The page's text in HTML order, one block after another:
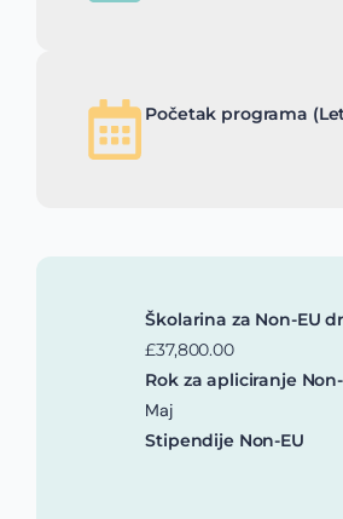
Početak programa
Školarina za Non-EU
£37,800.00
Rok za apliciranje
Maj
Stipendije Non-EU